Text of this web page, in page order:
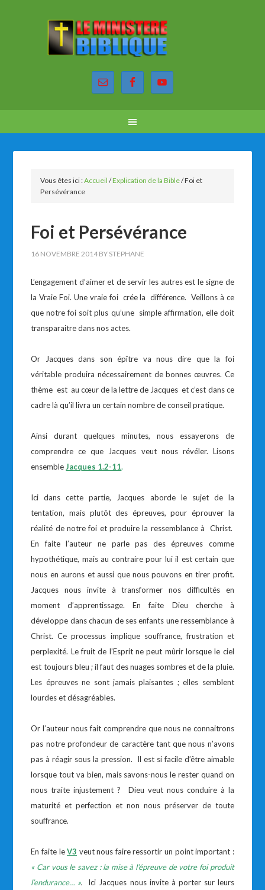
Vous êtes ici :Accueil /Explication de la Bible/Foi et
Persévérance
Foi et Persévérance
16 NOVEMBRE 2014 BY STEPHANE
L’engagement d’aimer et de servir les autres est le signe de
la Vraie Foi. Une vraie foi crée la différence. Veillons à ce
que notre foi soit plus qu’une simple affirmation, elle doit
transparaitre dans nos actes.
Or Jacques dans son épître va nous dire que la foi
véritable produira nécessairement de bonnes œuvres. Ce
thème est au cœur de la lettre de Jacques et c’est dans ce
cadre là qu’il livra un certain nombre de conseil pratique.
Ainsi durant quelques minutes, nous essayerons de
comprendre ce que Jacques veut nous révéler. Lisons
ensembleJacques 1.2-11.
Ici dans cette partie, Jacques aborde le sujet de la
tentation, mais plutôt des épreuves, pour éprouver la
réalité de notre foi et produire la ressemblance à Christ.
En faite l’auteur ne parle pas des épreuves comme
hypothétique, mais au contraire pour lui il est certain que
nous en aurons et aussi que nous pouvons en tirer profit.
Jacques nous invite à transformer nos difficultés en
moment d’apprentissage. En faite Dieu cherche à
développe dans chacun de ses enfants une ressemblance à
Christ. Ce processus implique souffrance, frustration et
perplexité. Le fruit de l’Esprit ne peut mûrir lorsque le ciel
est toujours bleu ; il faut des nuages sombres et de la pluie.
Les épreuves ne sont jamais plaisantes ; elles semblent
lourdes et désagréables.
Or l’auteur nous fait comprendre que nous ne connaitrons
pas notre profondeur de caractère tant que nous n’avons
pas à réagir sous la pression. Il est si facile d’être aimable
lorsque tout va bien, mais savons-nous le rester quand on
nous traite injustement ? Dieu veut nous conduire à la
maturité et perfection et non nous préserver de toute
souffrance.
En faite le V3 veut nous faire ressortir un point important :
« Car vous le savez : la mise à l’épreuve de votre foi produit
l’endurance… ». Ici Jacques nous invite à porter sur leurs